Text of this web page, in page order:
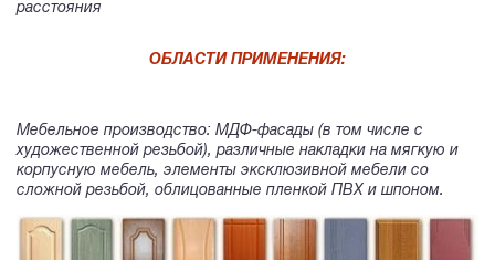
расстояния
ОБЛАСТИ ПРИМЕНЕНИЯ:
Мебельное производство: МДФ-фасады (в том числе с
художественной резьбой), различные накладки на мягкую и
корпусную мебель, элементы эксклюзивной мебели со
сложной резьбой, облицованные пленкой ПВХ и шпоном.